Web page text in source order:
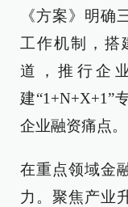
《方案》明确
工作机制，搭
道，推行企
建“1+N+X+1”
企业融资痛点。
在重点领域金
力。聚焦产业